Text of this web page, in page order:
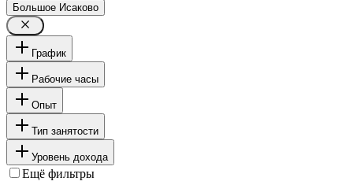
Большое Исаково
График
Рабочие часы
Опыт
Тип занятости
Уровень дохода
Ещё фильтры